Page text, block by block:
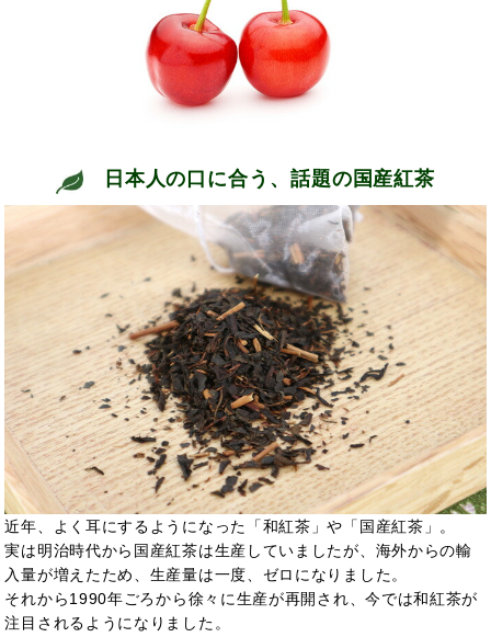
日本人の口に合う、話題の国産紅茶
近年、よく耳にするようになった「和紅茶」や「国産紅茶」。
実は明治時代から国産紅茶は生産していましたが、海外からの輸
入量が増えたため、生産量は一度、ゼロになりました。
それから1990年ごろから徐々に生産が再開され、今では和紅茶が
注目されるようになりました。